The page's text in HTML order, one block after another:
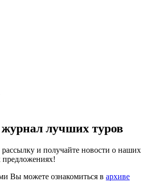
лучших туров
и получайте новости о наших
предложениях!
Вы можете ознакомиться в архиве